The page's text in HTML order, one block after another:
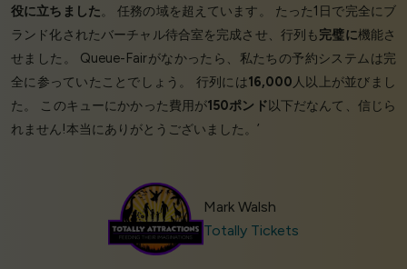
役に立ちました。 任務の域を超えています。 たった1日で完全にブ
ランド化されたバーチャル待合室を完成させ、行列も完璧に機能さ
せました。 Queue-Fairがなかったら、私たちの予約システムは完
全に参っていたことでしょう。 行列には16,000 人以上が並びまし
た。 このキューにかかった費用が150ポンド以下だなんて、信じら
れません!本当にありがとうございました。’
Mark Walsh
Totally Tickets